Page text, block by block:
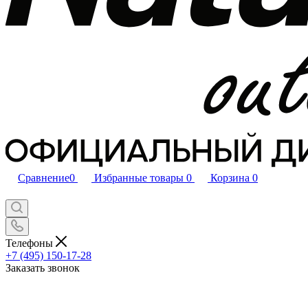
Сравнение0 Избранные товары 0 Корзина 0
Телефоны
+7 (495) 150-17-28
Заказать звонок